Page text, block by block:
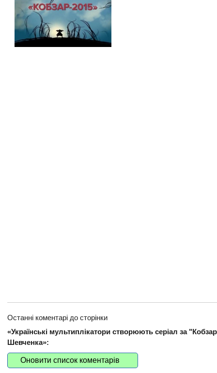
Останні коментарі до сторінки
«Українські мультиплікатори створюють серіал за
Шевченка»:
Оновити список коментарів